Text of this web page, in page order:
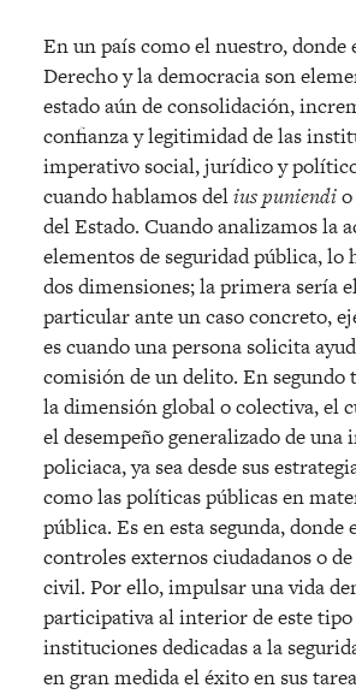
En un país como el nuestro, donde
Derecho y la democracia son
estado aún de consolidación,
confianza y legitimidad de las
imperativo social, jurídico y
cuando hablamos delius puniendi
del Estado. Cuando analizamos la
elementos de seguridad pública, lo
dos dimensiones; la primera sería
particular ante un caso concreto,
es cuando una persona solicita
comisión de un delito. En
la dimensión global o colectiva, el
el desempeño generalizado de
policiaca, ya sea desde sus
como las políticas públicas en
pública. Es en esta segunda,
controles externos ciudadanos o
civil. Por ello, impulsar una vida
participativa al interior de este tipo
instituciones dedicadas a la
en gran medida el éxito en sus